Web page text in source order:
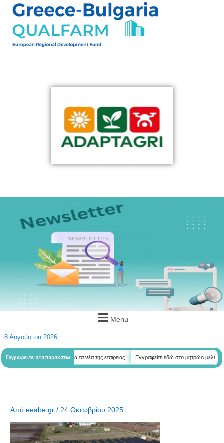
Menu
8 Αυγούστου 2026
Εγγραφείτε στα παρακάτω:
εδώ για να λαμβάνεται όλα τα νέα της εταιρείας Εγγραφείτε εδώ στο μητρώο μελετητών
Απόeeabe.gr/24 Οκτωβρίου 2025